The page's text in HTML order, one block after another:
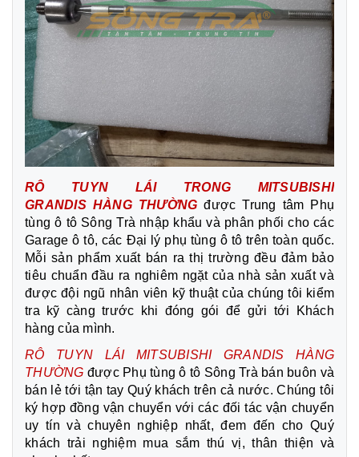
RÔ TUYN LÁI TRONG MITSUBISHI
GRANDIS HÀNG THƯỜNG được Trung tâm Phụ
tùng ô tô Sông Trà nhập khẩu và phân phối cho các
Garage ô tô, các Đại lý phụ tùng ô tô trên toàn quốc.
Mỗi sản phẩm xuất bán ra thị trường đều đảm bảo
tiêu chuẩn đầu ra nghiêm ngặt của nhà sản xuất và
được đội ngũ nhân viên kỹ thuật của chúng tôi kiểm
tra kỹ càng trước khi đóng gói để gửi tới Khách
hàng của mình.
RÔ TUYN LÁI MITSUBISHI GRANDIS HÀNG
THƯỜNG được Phụ tùng ô tô Sông Trà bán buôn và
bán lẻ tới tận tay Quý khách trên cả nước. Chúng tôi
ký hợp đồng vận chuyển với các đối tác vận chuyển
uy tín và chuyên nghiệp nhất, đem đến cho Quý
khách trải nghiệm mua sắm thú vị, thân thiện và